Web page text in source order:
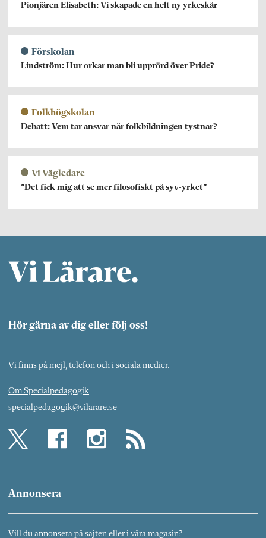
Pionjären Elisabeth: Vi skapade en helt ny yrkeskår
Förskolan
Lindström: Hur orkar man bli upprörd över Pride?
Folkhögskolan
Debatt: Vem tar ansvar när folkbildningen tystnar?
Vi Vägledare
”Det fick mig att se mer filosofiskt på syv-yrket”
Hör gärna av dig eller följ oss!
Vi finns på mejl, telefon och i sociala medier.
Om Specialpedagogik
specialpedagogik@vilarare.se
Annonsera
Vill du annonsera på sajten eller i våra magasin?